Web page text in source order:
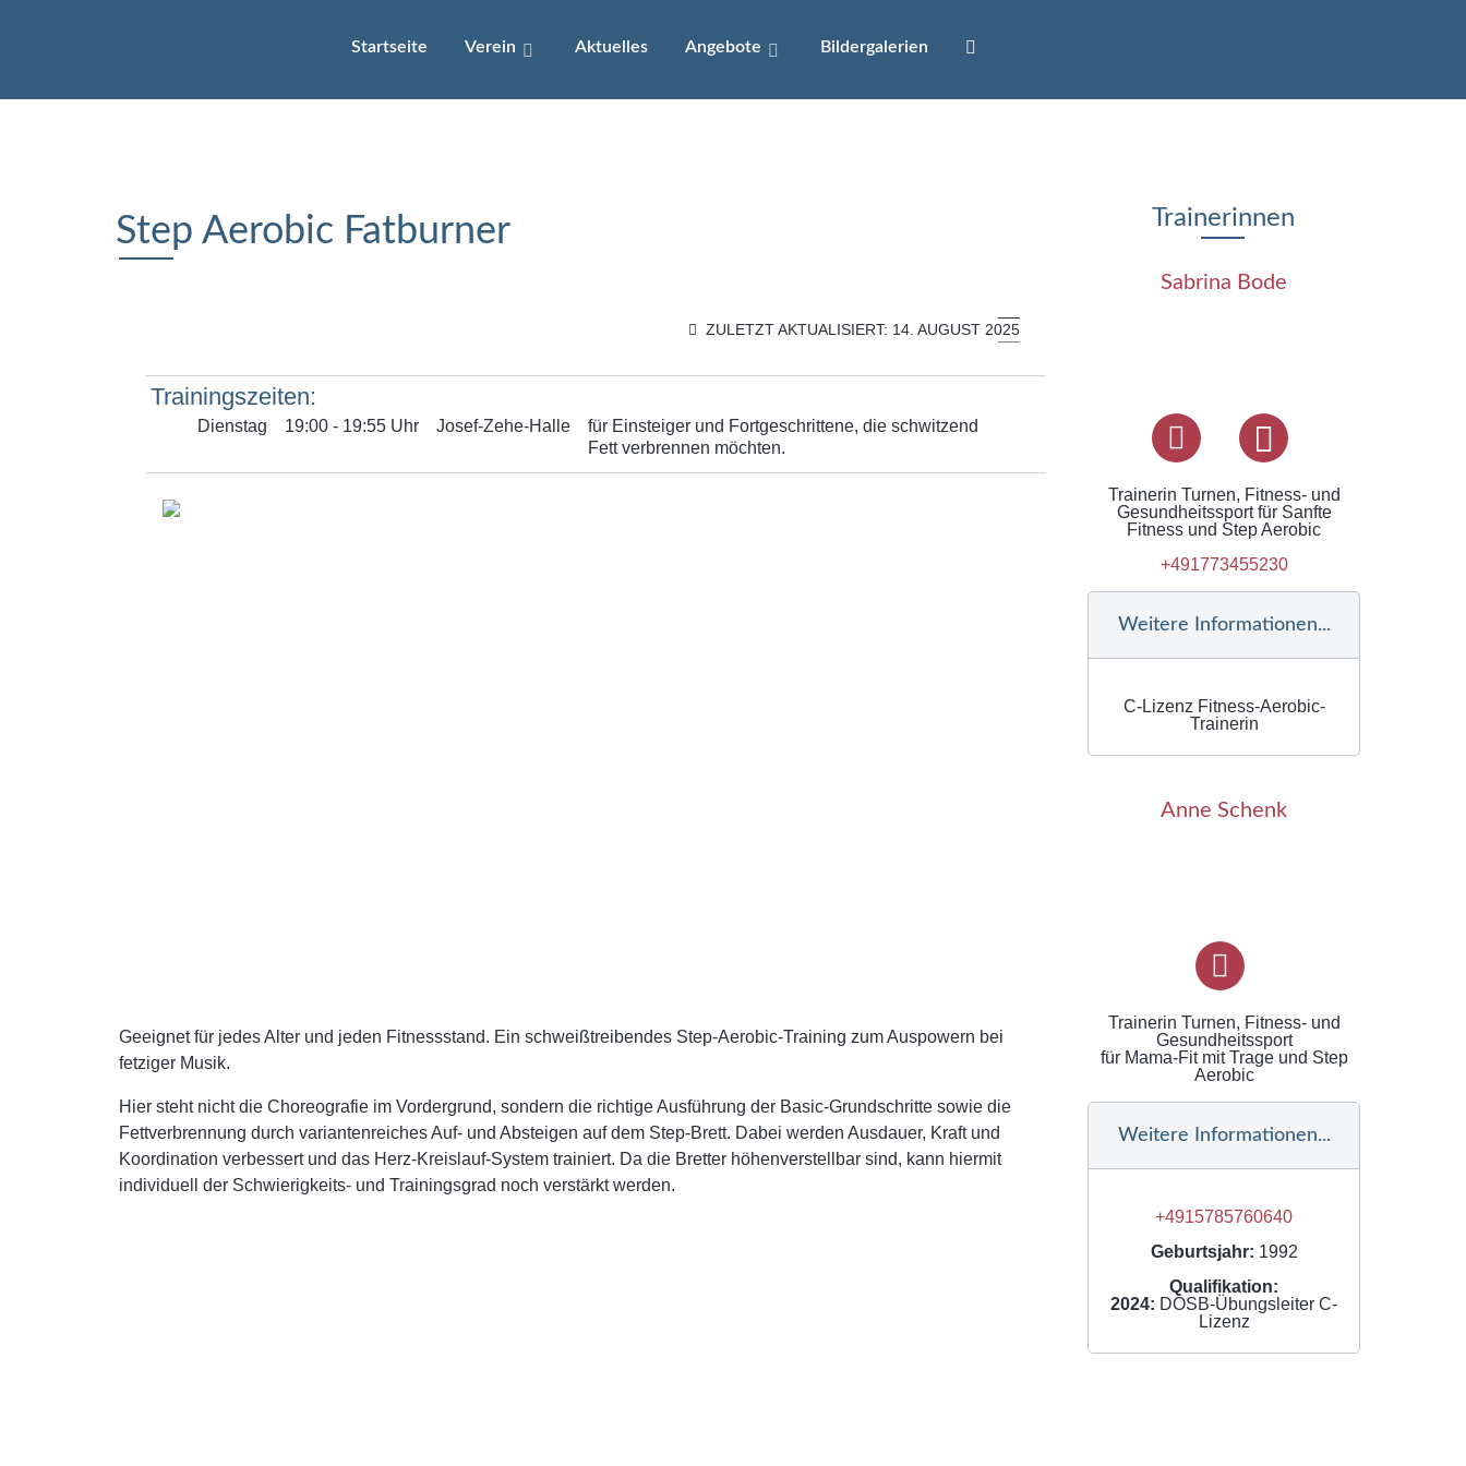
Startseite Verein Aktuelles Angebote Bildergalerien
Step Aerobic Fatburner
ZULETZT AKTUALISIERT: 14. AUGUST 2025
Dienstag 19:00 - 19:55 Uhr Josef-Zehe-Halle
für Einsteiger und Fortgeschrittene, die schwitzend
Fett verbrennen möchten.
Geeignet für jedes Alter und jeden Fitnessstand. Ein schweißtreibendes Step-Aerobic-Training zum Auspowern bei
fetziger Musik.
Hier steht nicht die Choreografie im Vordergrund, sondern die richtige Ausführung der Basic-Grundschritte sowie die
Fettverbrennung durch variantenreiches Auf- und Absteigen auf dem Step-Brett. Dabei werden Ausdauer, Kraft und
Koordination verbessert und das Herz-Kreislauf-System trainiert. Da die Bretter höhenverstellbar sind, kann hiermit
individuell der Schwierigkeits- und Trainingsgrad noch verstärkt werden.
Trainerinnen
Sabrina Bode
Trainerin Turnen, Fitness- und
Gesundheitssport für Sanfte
Fitness und Step Aerobic
+491773455230
Weitere Informationen...
C-Lizenz Fitness-Aerobic-
Trainerin
Anne Schenk
Trainerin Turnen, Fitness- und
Gesundheitssport
für Mama-Fit mit Trage und Step
Aerobic
Weitere Informationen...
+4915785760640
Geburtsjahr: 1992
Qualifikation:
2024: DOSB-Übungsleiter C-
Lizenz